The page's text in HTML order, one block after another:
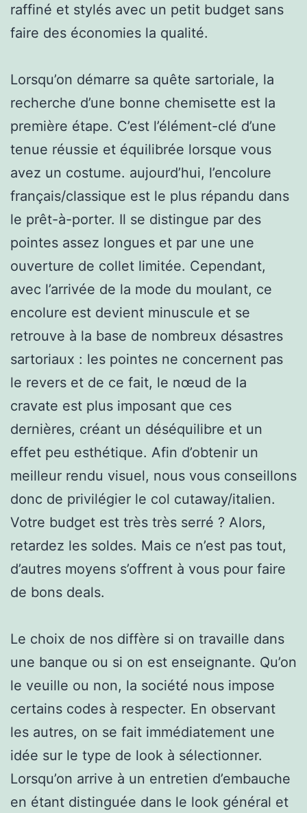
raffiné et stylés avec un petit budget sans
faire des économies la qualité.
Lorsqu’on démarre sa quête sartoriale, la
recherche d’une bonne chemisette est la
première étape. C’est l’élément-clé d’une
tenue réussie et équilibrée lorsque vous
avez un costume. aujourd’hui, l’encolure
français/classique est le plus répandu dans
le prêt-à-porter. Il se distingue par des
pointes assez longues et par une une
ouverture de collet limitée. Cependant,
avec l’arrivée de la mode du moulant, ce
encolure est devient minuscule et se
retrouve à la base de nombreux désastres
sartoriaux : les pointes ne concernent pas
le revers et de ce fait, le nœud de la
cravate est plus imposant que ces
dernières, créant un déséquilibre et un
effet peu esthétique. Afin d’obtenir un
meilleur rendu visuel, nous vous conseillons
donc de privilégier le col cutaway/italien.
Votre budget est très très serré ? Alors,
retardez les soldes. Mais ce n’est pas tout,
d’autres moyens s’offrent à vous pour faire
de bons deals.
Le choix de nos diffère si on travaille dans
une banque ou si on est enseignante. Qu’on
le veuille ou non, la société nous impose
certains codes à respecter. En observant
les autres, on se fait immédiatement une
idée sur le type de look à sélectionner.
Lorsqu’on arrive à un entretien d’embauche
en étant distinguée dans le look général et